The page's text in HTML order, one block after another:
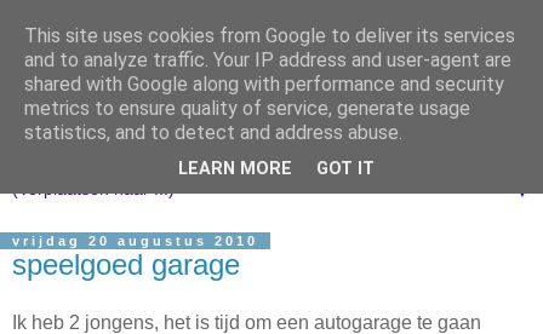
▼
vrijdag 20 augustus 2010
speelgoed garage
Ik heb 2 jongens, het is tijd om een autogarage te gaan
This site uses cookies from Google to deliver its services
and to analyze traffic. Your IP address and user-agent are
shared with Google along with performance and security
metrics to ensure quality of service, generate usage
statistics, and to detect and address abuse.
LEARN MORE GOT IT